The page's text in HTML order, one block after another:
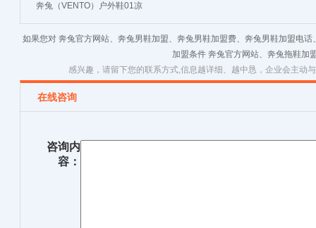
奔兔（VENTO）户外鞋01凉
鞋新款上市！
如果您对 奔兔官方网站、奔兔男鞋加盟、奔兔男鞋加盟费、奔兔男鞋加盟电
加盟条件 奔兔官方网站、奔兔拖鞋加
感兴趣，请留下您的联系方式,信息越详细、越中恳，企业会主动
在线咨询
咨询内
容：